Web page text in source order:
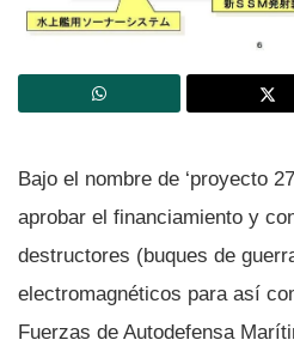
Bajo el nombre de ‘proyecto
aprobar el financiamiento y
destructores (buques de
electromagnéticos para así­
Fuerzas de Autodefensa